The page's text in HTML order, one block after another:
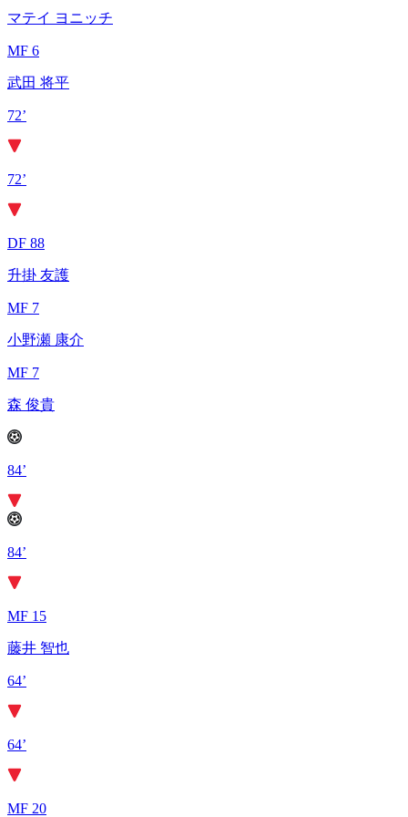
マテイ ヨニッチ
MF 6
武田 将平
72’
72’
DF 88
升掛 友護
MF 7
小野瀬 康介
MF 7
森 俊貴
84’
84’
MF 15
藤井 智也
64’
64’
MF 20